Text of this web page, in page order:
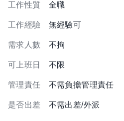
工作性質 全職
工作經驗 無經驗可
需求人數 不拘
可上班日 不限
管理責任 不需負擔管理責任
是否出差 不需出差/外派